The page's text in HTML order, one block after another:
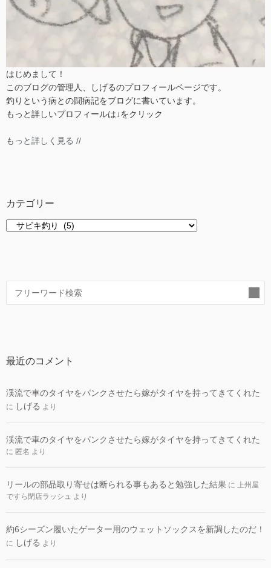
はじめまして！
このブログの管理人、しげるのプロフィールページです。
釣りという病との闘病記をブログに書いています。
もっと詳しいプロフィールは↓をクリック
もっと詳しく見る //
カテゴリー
最近のコメント
渓流で車のタイヤをパンクさせたら嫁がタイヤを持ってきてくれた
に しげる より
渓流で車のタイヤをパンクさせたら嫁がタイヤを持ってきてくれた
に 匿名 より
リールの部品取り寄せは断られる事もあると勉強した結果 に 上州屋
ですら閉店ラッシュ より
約6シーズン履いたゲーター用のウェットソックスを新調したのだ！
に しげる より